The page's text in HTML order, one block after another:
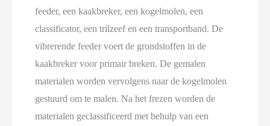
feeder, een kaakbreker, een kogelmolen, een
classificator, een trilzeef en een transportband. De
vibrerende feeder voert de grondstoffen in de
kaakbreker voor primair breken. De gemalen
materialen worden vervolgens naar de kogelmolen
gestuurd om te malen. Na het frezen worden de
materialen geclassificeerd met behulp van een